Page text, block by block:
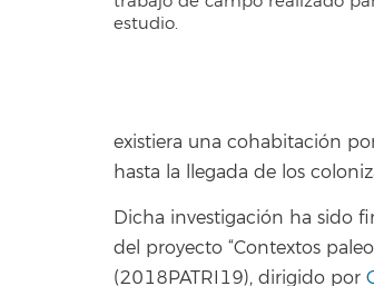
estudio.
existiera una cohabitación
hasta la llegada de los
Dicha investigación ha sido
del proyecto “Contextos
(2018PATRI19), dirigido por